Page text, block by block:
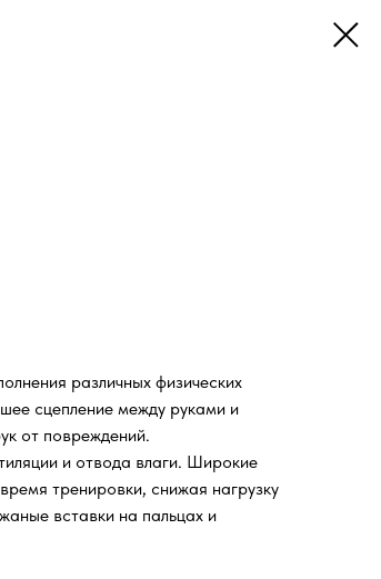
различных физических
сцепление между руками и
от повреждений.
и отвода влаги. Широкие
тренировки, снижая нагрузку
вставки на пальцах и